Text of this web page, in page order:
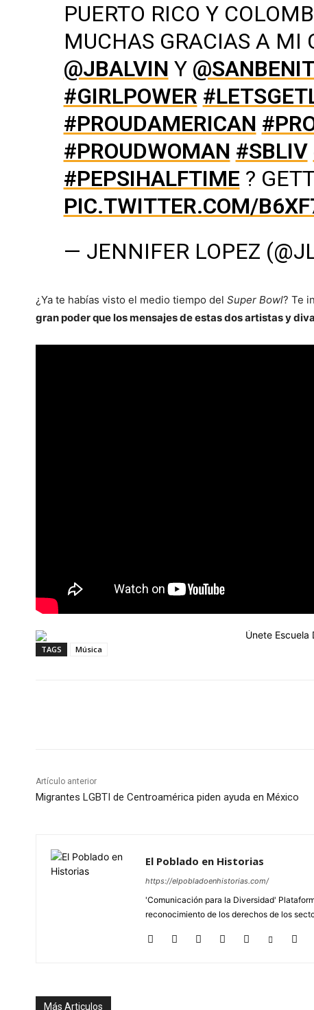
PUERTO RICO Y
MUCHAS GRACIAS A MI
@JBALVIN Y
#GIRLPOWER
#PROUDAMERICAN
#PROUDWOMAN #SBLIV
#PEPSIHALFTIME ?
PIC.TWITTER.COM/
— JENNIFER LOPEZ
¿Ya te habías visto el medio tiempo del Super Bowl? Te
gran poder que los mensajes de estas dos artistas y
TAGS Música
Artículo anterior
Migrantes LGBTI de Centroamérica piden ayuda en México
El Poblado en Historias
https://elpobladoenhistorias.com/
'Comunicación para la Diversidad'
reconocimiento de los derechos de los
Más Articulos